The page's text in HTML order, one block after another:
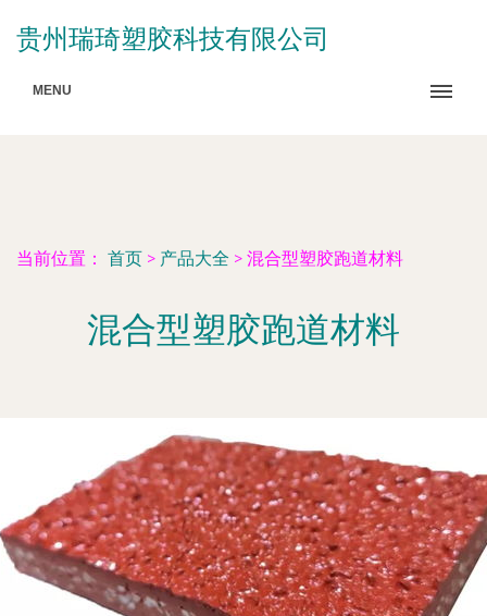
贵州瑞琦塑胶科技有限公司
MENU
当前位置： 首页 > 产品大全 > 混合型塑胶跑道材料
混合型塑胶跑道材料